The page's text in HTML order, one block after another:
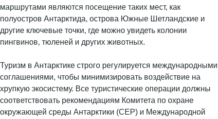
маршрутами являются посещение таких мест, как
полуостров Антарктида, острова Южные Шетландские и
другие ключевые точки, где можно увидеть колонии
пингвинов, тюленей и других животных.
Туризм в Антарктике строго регулируется международными
соглашениями, чтобы минимизировать воздействие на
хрупкую экосистему. Все туристические операции должны
соответствовать рекомендациям Комитета по охране
окружающей среды Антарктики (CEP) и Международной